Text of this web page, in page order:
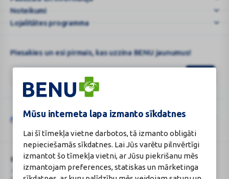
Mūsu interneta lapa izmanto sīkdatnes
Lai šī tīmekļa vietne darbotos, tā izmanto obligāti
nepieciešamās sīkdatnes. Lai Jūs varētu pilnvērtīgi
izmantot šo tīmekļa vietni, ar Jūsu piekrišanu mēs
izmantojam preferences, statiskas un mārketinga
Noteikumi
Lojalitātes programma
Piesakies un esi pirmais, kas uzzina BENU jaunumus!
Google
reCAPTCHA
Šo vietni aizsargā „reCAPTCHA“, un uz to attiecas „Google“
BENU Aptieka Latvija, SIA
Juridiskā adrese / Faktiskā adrese:
Licence
Licences numurs: A00010